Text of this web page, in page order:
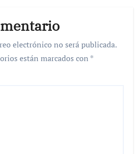
electrónico no será publicada.
están marcados con *